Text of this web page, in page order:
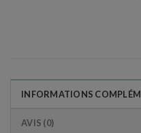
INFORMATIONS
AVIS (0)